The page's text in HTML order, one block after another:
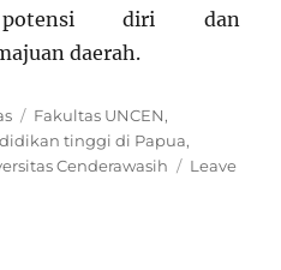
potensi diri dan
daerah.
Tags
Fakultas UNCEN,
tinggi di Papua,
Cenderawasih
Leave